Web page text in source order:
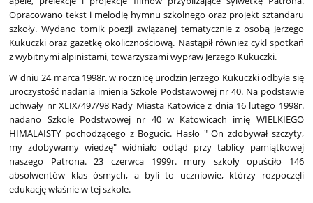
Opracowano tekst i melodię hymnu szkolnego oraz projekt sztandaru
szkoły. Wydano tomik poezji związanej tematycznie z osobą Jerzego
Kukuczki oraz gazetkę okolicznościową. Nastąpił również cykl spotkań
z wybitnymi alpinistami, towarzyszami wypraw Jerzego Kukuczki.
W dniu 24 marca 1998r. w rocznicę urodzin Jerzego Kukuczki odbyła się
uroczystość nadania imienia Szkole Podstawowej nr 40. Na podstawie
uchwały nr XLIX/497/98 Rady Miasta Katowice z dnia 16 lutego 1998r.
nadano Szkole Podstwowej nr 40 w Katowicach imię WIELKIEGO
HIMALAISTY pochodzącego z Bogucic. Hasło " On zdobywał szczyty,
my zdobywamy wiedzę" widniało odtąd przy tablicy pamiątkowej
naszego Patrona. 23 czerwca 1999r. mury szkoły opuściło 146
absolwentów klas ósmych, a byli to uczniowie, którzy rozpoczęli
edukację właśnie w tej szkole.